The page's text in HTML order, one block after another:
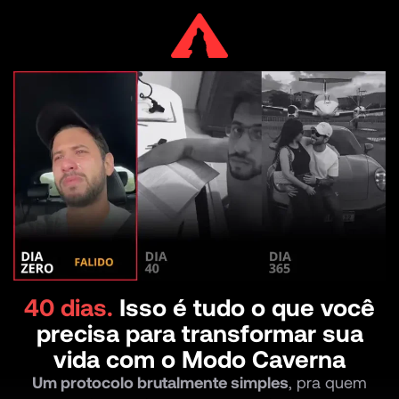
40 dias. Isso é tudo o que você
precisa para transformar sua
vida com o Modo Caverna
Um protocolo brutalmente simples, pra quem